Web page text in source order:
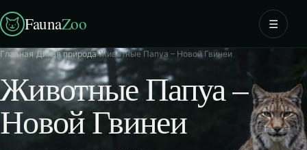
FaunaZoo ☰
Главная Дикая природа›Животные Папуа – Новой Гвинеи
Животные Папуа –
Новой Гвинеи